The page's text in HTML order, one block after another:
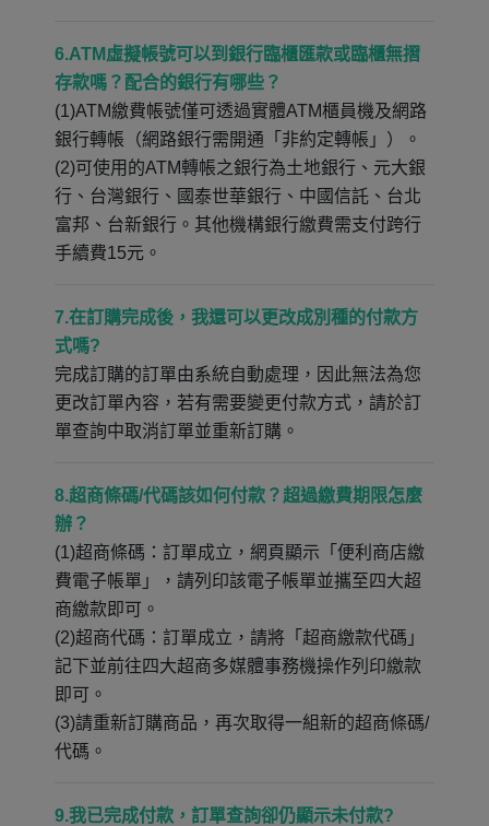
6.ATM虛擬帳號可以到銀行臨櫃匯款或臨櫃無摺
存款嗎？配合的銀行有哪些？
(1)ATM繳費帳號僅可透過實體ATM櫃員機及網路
銀行轉帳（網路銀行需開通「非約定轉帳」）。
(2)可使用的ATM轉帳之銀行為土地銀行、元大銀
行、台灣銀行、國泰世華銀行、中國信託、台北
富邦、台新銀行。其他機構銀行繳費需支付跨行
手續費15元。
7.在訂購完成後，我還可以更改成別種的付款方
式嗎?
完成訂購的訂單由系統自動處理，因此無法為您
更改訂單內容，若有需要變更付款方式，請於訂
單查詢中取消訂單並重新訂購。
8.超商條碼/代碼該如何付款？超過繳費期限怎麼
辦？
(1)超商條碼：訂單成立，網頁顯示「便利商店繳
費電子帳單」，請列印該電子帳單並攜至四大超
商繳款即可。
(2)超商代碼：訂單成立，請將「超商繳款代碼」
記下並前往四大超商多媒體事務機操作列印繳款
即可。
(3)請重新訂購商品，再次取得一組新的超商條碼/
代碼。
9.我已完成付款，訂單查詢卻仍顯示未付款?